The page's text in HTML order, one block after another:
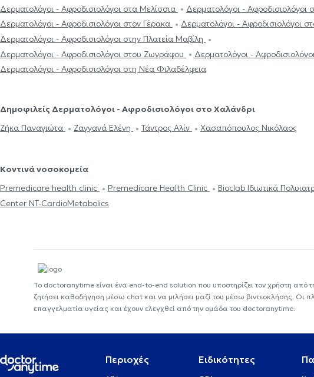
Δερματολόγοι - Αφροδισιολόγοι στα Μελίσσια
Δερματολόγοι - Αφροδισιολόγοι
Δερματολόγοι - Αφροδισιολόγοι στον Γέρακα
Δερματολόγοι - Αφροδισιολόγοι
Δερματολόγοι - Αφροδισιολόγοι στην Πλατεία Μαβίλη
Δερματολόγοι - Αφροδισιολόγοι στου Ζωγράφου
Δερματολόγοι -
Δερματολόγοι - Αφροδισιολόγοι στη Νέα Φιλαδέλφεια
Δημοφιλείς Δερματολόγοι - Αφροδισιολόγοι στο Χαλάνδρι
Ζήκα Παναγιώτα
Ζαγγανά Ελένη Τάντρος Αλίν Χασαπόπουλος Νικόλαος
Κοντινά νοσοκομεία
Premedicare health clinic
Premedicare Health Clinic Bioclab Ιδιωτικά
Center NT-CardioMetabolics
Το doctoranytime είναι ένα end-to-end solution που υποστηρίζει τον χρήστη από
ζητήσει καθοδήγηση μέσω chat και να μιλήσει μαζί του μέσω βιντεοκλήσης. Οι
επαγγελματία υγείας και έχουν ελεγχθεί από την ομάδα του doctoranytime.
Περιοχές Ειδικότητες